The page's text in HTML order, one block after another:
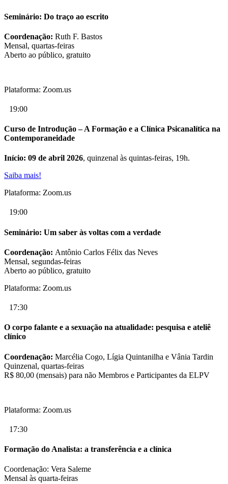
Seminário: Do traço ao escrito
Coordenação: Ruth F. Bastos
Mensal, quartas-feiras
Aberto ao público, gratuito
Plataforma: Zoom.us
19:00
Curso de Introdução – A Formação e a Clínica Psicanalítica na
Contemporaneidade
Início: 09 de abril 2026, quinzenal às quintas-feiras, 19h.
Saiba mais!
Plataforma: Zoom.us
19:00
Seminário: Um saber às voltas com a verdade
Coordenação: Antônio Carlos Félix das Neves
Mensal, segundas-feiras
Aberto ao público, gratuito
Plataforma: Zoom.us
17:30
O corpo falante e a sexuação na atualidade: pesquisa e ateliê
clínico
Coordenação: Marcélia Cogo, Lígia Quintanilha e Vânia Tardin
Quinzenal, quartas-feiras
R$ 80,00 (mensais) para não Membros e Participantes da ELPV
Plataforma: Zoom.us
17:30
Formação do Analista: a transferência e a clínica
Coordenação: Vera Saleme
Mensal às quarta-feiras